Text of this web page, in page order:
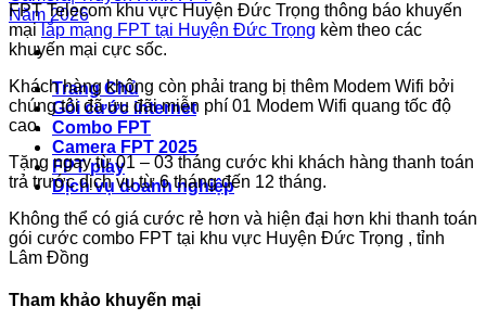
Trang Chủ
Gói cước internet
Combo FPT
Camera FPT 2025
FPT play
Dịch vụ doanh nghiệp
FPT Telecom khu vực Huyện Đức Trọng thông báo khuyến
mại lắp mạng FPT tại Huyện Đức Trọng kèm theo các
khuyến mại cực sốc.
Khách hàng không còn phải trang bị thêm Modem Wifi bởi
chúng tôi đã ưu đãi miễn phí 01 Modem Wifi quang tốc độ
cao.
Tặng ngay từ 01 – 03 tháng cước khi khách hàng thanh toán
trả trước dịch vụ từ 6 tháng đến 12 tháng.
Không thể có giá cước rẻ hơn và hiện đại hơn khi thanh toán
gói cước combo FPT tại khu vực Huyện Đức Trọng , tỉnh
Lâm Đồng
Tham khảo khuyến mại